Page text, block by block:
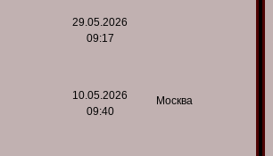
29.05.2026
09:17
10.05.2026
09:40
Москва